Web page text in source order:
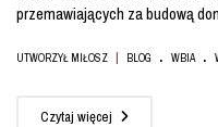
przemawiających za budową
UTWORZYŁ MIŁOSZ | BLOG . WBIA .
Czytaj więcej